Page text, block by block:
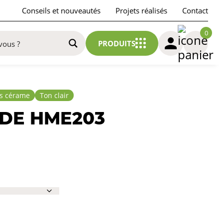
Conseils et nouveautés Projets réalisés Contact
PRODUITS
0
cérame Ton clair
HME203